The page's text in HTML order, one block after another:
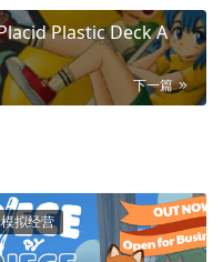
Plastic Deck A
下一篇
模拟经营